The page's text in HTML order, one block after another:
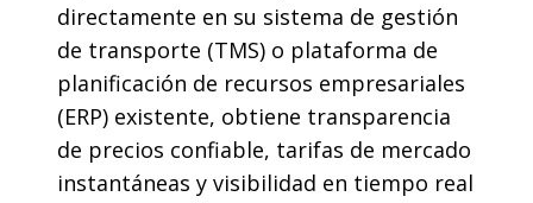
directamente en su sistema de gestión
de transporte (TMS) o plataforma de
planificación de recursos empresariales
(ERP) existente, obtiene transparencia
de precios confiable, tarifas de mercado
instantáneas y visibilidad en tiempo real